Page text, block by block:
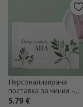
Персонализирана
поставка за чинии -
Акварелни растения
5.79 €